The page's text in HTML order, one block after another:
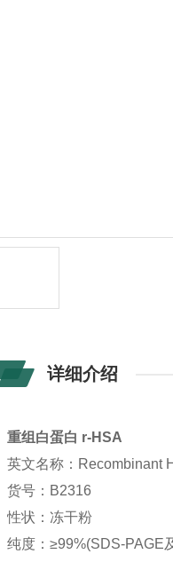
详细介绍
重组白蛋白 r-HSA
英文名称：Recombinant
货号：B2316
性状：冻干粉
纯度：≥99%(SDS-PAGE